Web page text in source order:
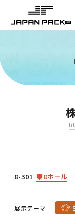
8-301 東8ホール
展示テーマ